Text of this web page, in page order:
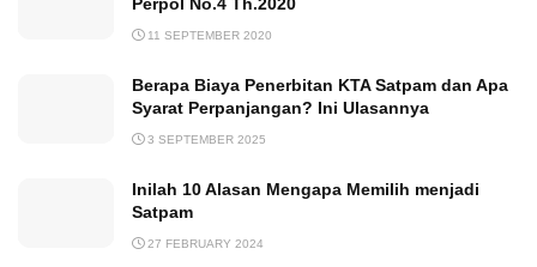
Perpol No.4 Th.2020
11 SEPTEMBER 2020
Berapa Biaya Penerbitan KTA Satpam dan Apa
Syarat Perpanjangan? Ini Ulasannya
3 SEPTEMBER 2025
Inilah 10 Alasan Mengapa Memilih menjadi
Satpam
27 FEBRUARY 2024